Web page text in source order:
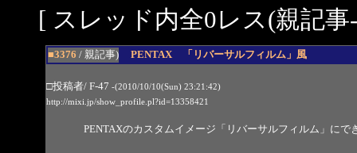
[ スレッド内全0レス(親記
■3376 / 親記事) PENTAX 「リバーサルフィルム」風
□投稿者/ F-47 -(2010/10/10(Sun) 23:21:42)
http://mixi.jp/show_profile.pl?id=13358421
PENTAXのカスタムイメージ「リバーサルフィルム」に